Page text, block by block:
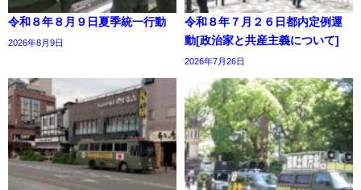
令和８年８月９日夏季統一行動
2026年8月9日
令和８年７月２６日都内定例運
動[政治家と共産主義について]
2026年7月26日